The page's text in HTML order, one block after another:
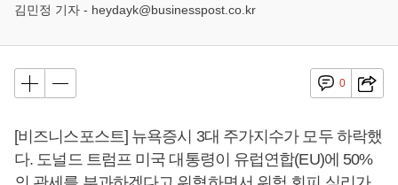
김민정 기자 - heydayk@businesspost.co.kr
0
[비즈니스포스트] 뉴욕증시 3대 주가지수가 모두 하락했
다. 도널드 트럼프 미국 대통령이 유럽연합(EU)에 50%